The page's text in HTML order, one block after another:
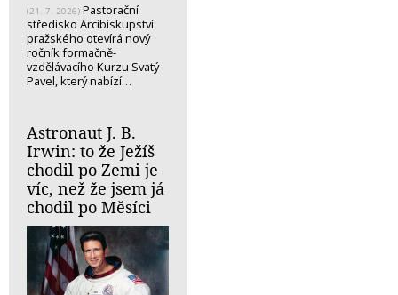
(21. 7. 2026) Pastorační
středisko Arcibiskupství
pražského otevírá nový
ročník formačně-
vzdělávacího Kurzu Svatý
Pavel, který nabízí…
Astronaut J. B.
Irwin: to že Ježíš
chodil po Zemi je
víc, než že jsem já
chodil po Měsíci